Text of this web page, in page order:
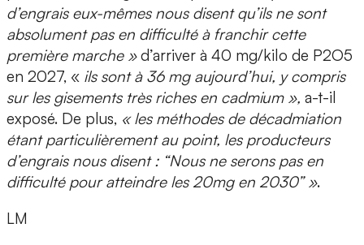
d’engrais eux-mêmes nous disent qu’ils ne sont
absolument pas en difficulté à franchir cette
première marche »d’arriver à 40 mg/kilo de P2O5
en 2027, « ils sont à 36 mg aujourd’hui, y compris
sur les gisements très riches en cadmium », a-t-il
exposé. De plus, « les méthodes de décadmiation
étant particulièrement au point, les producteurs
d’engrais nous disent : “Nous ne serons pas en
difficulté pour atteindre les 20mg en 2030” ».
LM